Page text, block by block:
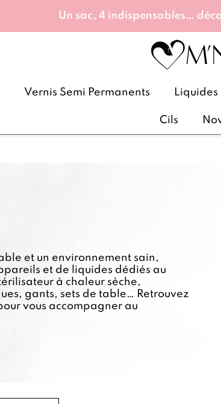
Un sac, 4 indispensables…
Vernis Semi Permanents Liquides
Cils
et un environnement sain,
et de liquides dédiés au
à chaleur sèche,
gants, sets de table… Retrouvez
vous accompagner au